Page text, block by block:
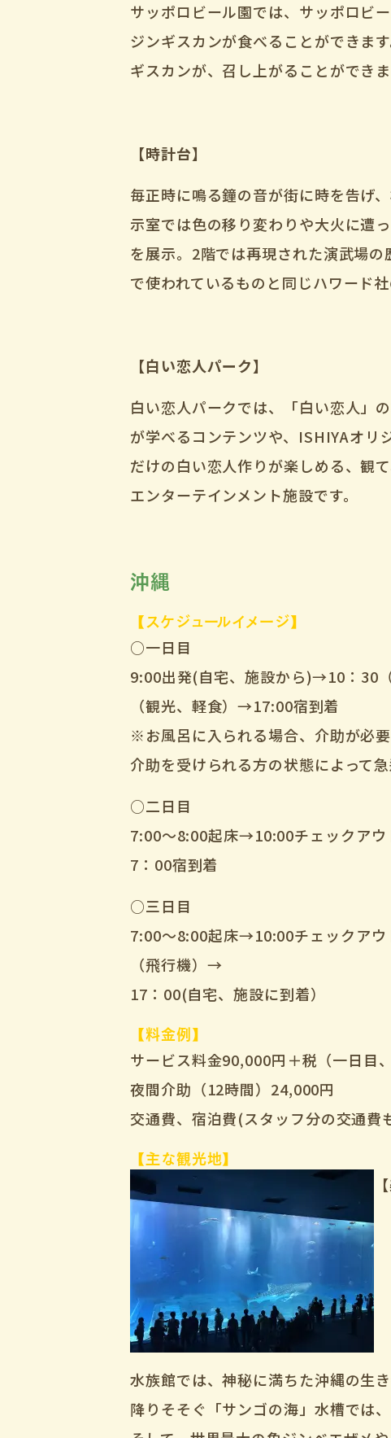
サッポロビール園では、サッポロビ
ジンギスカンが食べることができま
ギスカンが、召し上がることができま
【時計台】
毎正時に鳴る鐘の音が街に時を告げ
示室では色の移り変わりや大火に遭
を展示。2階では再現された演武場
で使われているものと同じハワード
【白い恋人パーク】
白い恋人パークでは、「白い恋人」
が学べるコンテンツや、ISHIYAオリ
だけの白い恋人作りが楽しめる、観
エンターテインメント施設です。
沖縄
【スケジュールイメージ】
○一日目
9:00出発(自宅、施設から)→10：30
（観光、軽食）→17:00宿到着
※お風呂に入られる場合、介助が必
介助を受けられる方の状態によって
○二日目
7:00～8:00起床→10:00チェックア
7：00宿到着
○三日目
7:00～8:00起床→10:00チェックア
（飛行機）→
17：00(自宅、施設に到着）
【料金例】
サービス料金90,000円＋税（一日目
夜間介助（12時間）24,000円
交通費、宿泊費(スタッフ分の交通費
【主な観光地】
水族館では、神秘に満ちた沖縄の生
降りそそぐ「サンゴの海」水槽では